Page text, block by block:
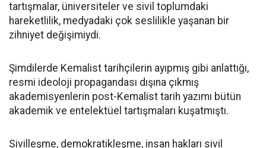
tartışmalar, üniversiteler ve sivil toplumdaki
hareketlilik, medyadaki çok seslilikle yaşanan bir
zihniyet değişimiydi.
Şimdilerde Kemalist tarihçilerin ayıpmış gibi anlattığı,
resmi ideoloji propagandası dışına çıkmış
akademisyenlerin post-Kemalist tarih yazımı bütün
akademik ve entelektüel tartışmaları kuşatmıştı.
Sivilleşme, demokratikleşme, insan hakları sivil